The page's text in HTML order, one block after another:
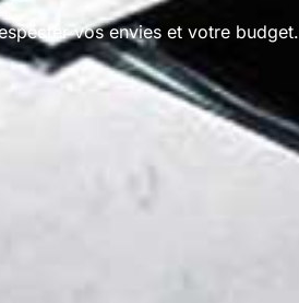
vos envies et votre budget.